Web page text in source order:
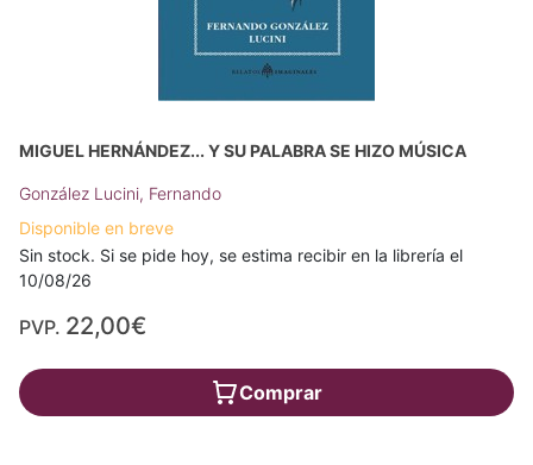
MIGUEL HERNÁNDEZ... Y SU PALABRA SE HIZO MÚSICA
González Lucini, Fernando
Disponible en breve
Sin stock. Si se pide hoy, se estima recibir en la librería el
10/08/26
PVP. 22,00€
Comprar